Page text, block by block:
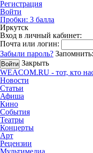
Регистрация
Войти
Пробки: 3 балла
Иркутск
Вход в личный кабинет:
Почта или логин:
Забыли пароль? Запомнить:
Закрыть
WEACOM.RU - тот, кто
Новости
Статьи
Афиша
Кино
События
Театры
Концерты
Арт
Рецензии
Мультимедиа